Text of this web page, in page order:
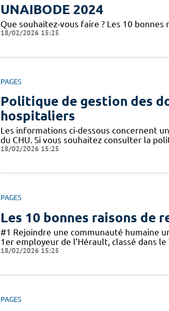
UNAIBODE 2024
Que souhaitez-vous faire ? Les 10
18/02/2026 15:25
PAGES
Politique de gestion des
hospitaliers
Les informations ci-dessous concernent
du CHU. Si vous souhaitez consulter la
18/02/2026 15:25
PAGES
Les 10 bonnes raisons de
#1 Rejoindre une communauté humaine
1er employeur de l’Hérault, classé dans
18/02/2026 15:25
PAGES